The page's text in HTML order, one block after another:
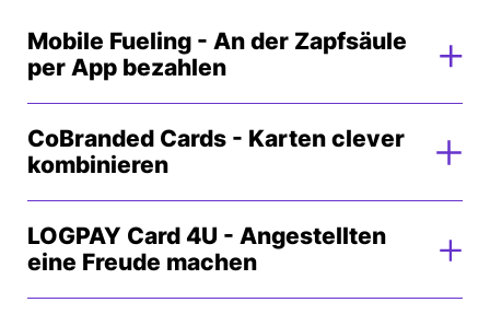
Mobile Fueling - An der Zapfsäule
per App bezahlen
CoBranded Cards - Karten clever
kombinieren
LOGPAY Card 4U - Angestellten
eine Freude machen